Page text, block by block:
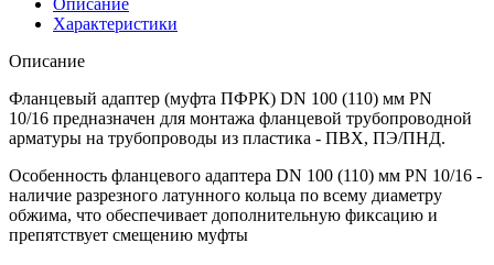
Характеристики
Описание
Фланцевый адаптер (муфта ПФРК) DN 100 (110) мм PN
10/16 предназначен для монтажа фланцевой трубопроводной
арматуры на трубопроводы из пластика - ПВХ, ПЭ/ПНД.
Особенность фланцевого адаптера DN 100 (110) мм PN 10/16 -
наличие разрезного латунного кольца по всему диаметру
обжима, что обеспечивает дополнительную фиксацию и
препятствует смещению муфты